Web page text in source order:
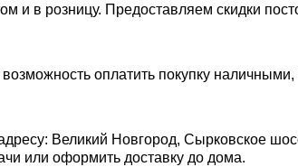
и в розницу. Предоставляем скидки
оплатить покупку наличными,
Великий Новгород, Сырковское
или оформить доставку до дома.